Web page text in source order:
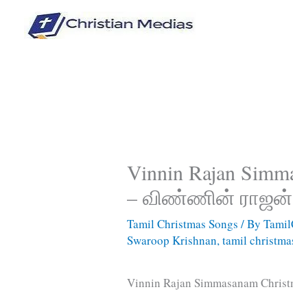
Vinnin Rajan
– விண்ணின் ராஜன்
Tamil Christmas Songs / By
Swaroop Krishnan,tamil
Vinnin Rajan Simmasanam